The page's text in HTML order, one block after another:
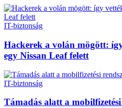
IT-biztonság
Hackerek a volán mögött:
egy Nissan Leaf felett
IT-biztonság
Támadás alatt a